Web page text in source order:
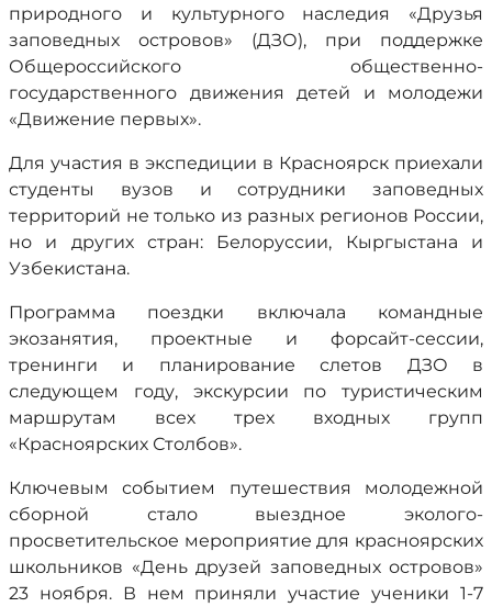
природного и культурного наследия «Друзья
заповедных островов» (ДЗО), при поддержке
Общероссийского общественно-
государственного движения детей и молодежи
«Движение первых».
Для участия в экспедиции в Красноярск приехали
студенты вузов и сотрудники заповедных
территорий не только из разных регионов России,
но и других стран: Белоруссии, Кыргыстана и
Узбекистана.
Программа поездки включала командные
экозанятия, проектные и форсайт-сессии,
тренинги и планирование слетов ДЗО в
следующем году, экскурсии по туристическим
маршрутам всех трех входных групп
«Красноярских Столбов».
Ключевым событием путешествия молодежной
сборной стало выездное эколого-
просветительское мероприятие для красноярских
школьников «День друзей заповедных островов»
23 ноября. В нем приняли участие ученики 1-7